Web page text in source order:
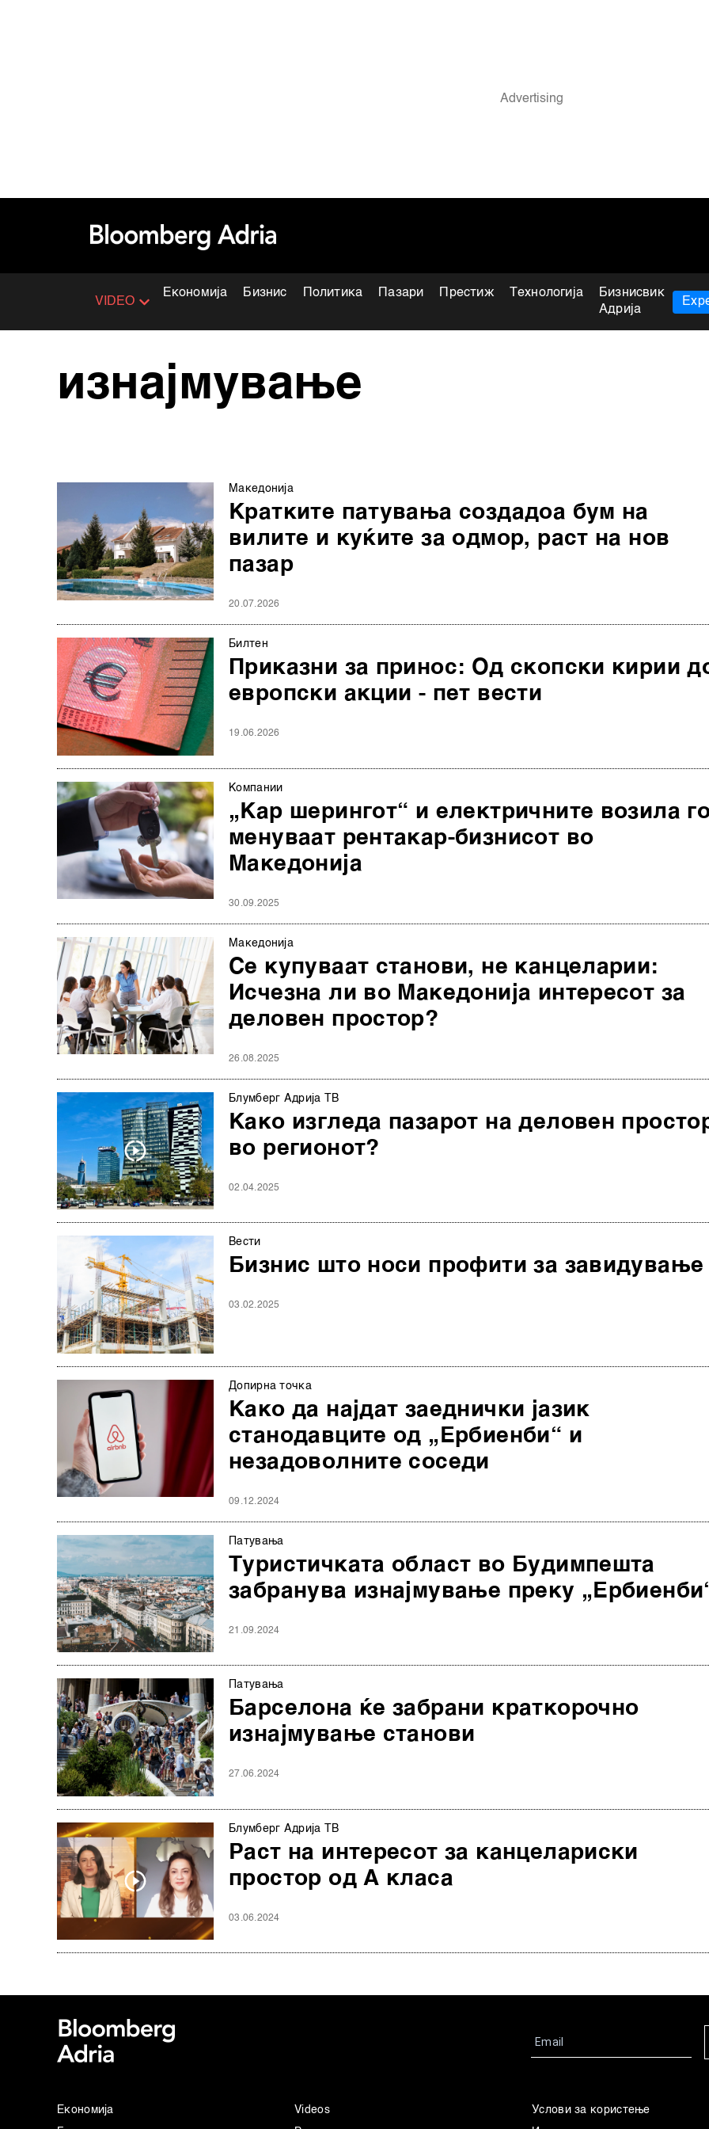
VIDEO
Економија Бизнис Политика Пазари Престиж Технологија
Бизнисвик
Адрија
изнајмување
Македонија
Кратките патувања создадоа бум на
вилите и куќите за одмор, раст на нов
пазар
20.07.2026
Билтен
Приказни за принос: Од скопски кирии
европски акции - пет вести
19.06.2026
Компании
„Кар шерингот“ и електричните возила
менуваат рентакар-бизнисот во
Македонија
30.09.2025
Македонија
Се купуваат станови, не канцеларии:
Исчезна ли во Македонија интересот за
деловен простор?
26.08.2025
Блумберг Адрија ТВ
Како изгледа пазарот на деловен
во регионот?
02.04.2025
Вести
Бизнис што носи профити за завидување
03.02.2025
Допирна точка
Како да најдат заеднички јазик
станодавците од „Ербиенби“ и
незадоволните соседи
09.12.2024
Патувањa
Туристичката област во Будимпешта
забранува изнајмување преку
21.09.2024
Патувањa
Барселона ќе забрани краткорочно
изнајмување станови
27.06.2024
Блумберг Адрија ТВ
Раст на интересот за канцелариски
простор од А класа
03.06.2024
Економија
Videos
Услови за користење